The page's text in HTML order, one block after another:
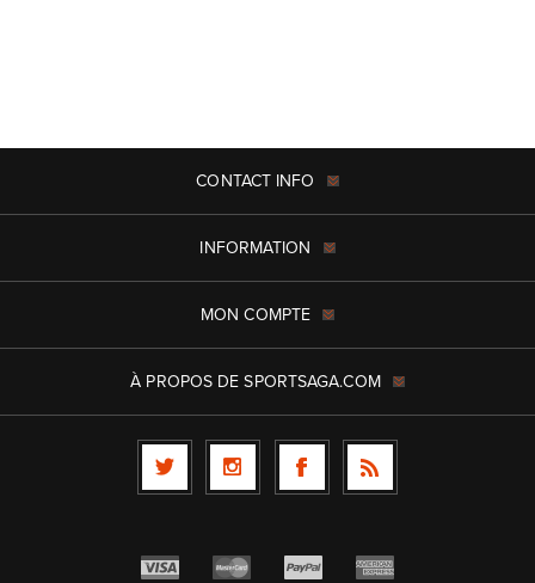
CONTACT INFO
INFORMATION
MON COMPTE
À PROPOS DE SPORTSAGA.COM